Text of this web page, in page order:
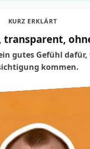
KURZ ERKLÄRT
transparent,
gutes Gefühl
kommen.